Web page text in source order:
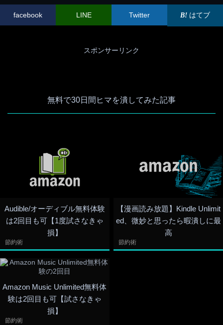
facebook LINE Twitter はてブ
スポンサーリンク
無料で30日間ヒマを潰してみた記事
Audible/オーディブル無料体験
は2回目も可【1度試さなきゃ
損】
節約術
【漫画読み放題】Kindle Unlimit
ed、微妙と思ったら暇潰しに最
高
節約術
Amazon Music Unlimited無料体
験は2回目も可【試さなきゃ
損】
節約術